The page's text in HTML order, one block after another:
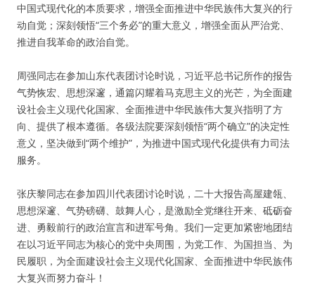
中国式现代化的本质要求，增强全面推进中华民族伟大复兴的行
动自觉；深刻领悟“三个务必”的重大意义，增强全面从严治党、
推进自我革命的政治自觉。
周强同志在参加山东代表团讨论时说，习近平总书记所作的报告
气势恢宏、思想深邃，通篇闪耀着马克思主义的光芒，为全面建
设社会主义现代化国家、全面推进中华民族伟大复兴指明了方
向、提供了根本遵循。各级法院要深刻领悟“两个确立”的决定性
意义，坚决做到“两个维护”，为推进中国式现代化提供有力司法
服务。
张庆黎同志在参加四川代表团讨论时说，二十大报告高屋建瓴、
思想深邃、气势磅礴、鼓舞人心，是激励全党继往开来、砥砺奋
进、勇毅前行的政治宣言和进军号角。我们一定更加紧密地团结
在以习近平同志为核心的党中央周围，为党工作、为国担当、为
民履职，为全面建设社会主义现代化国家、全面推进中华民族伟
大复兴而努力奋斗！